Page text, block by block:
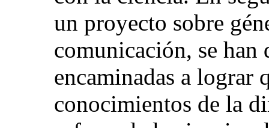
un proyecto sobre
comunicación, se han
encaminadas a lograr
conocimientos de la